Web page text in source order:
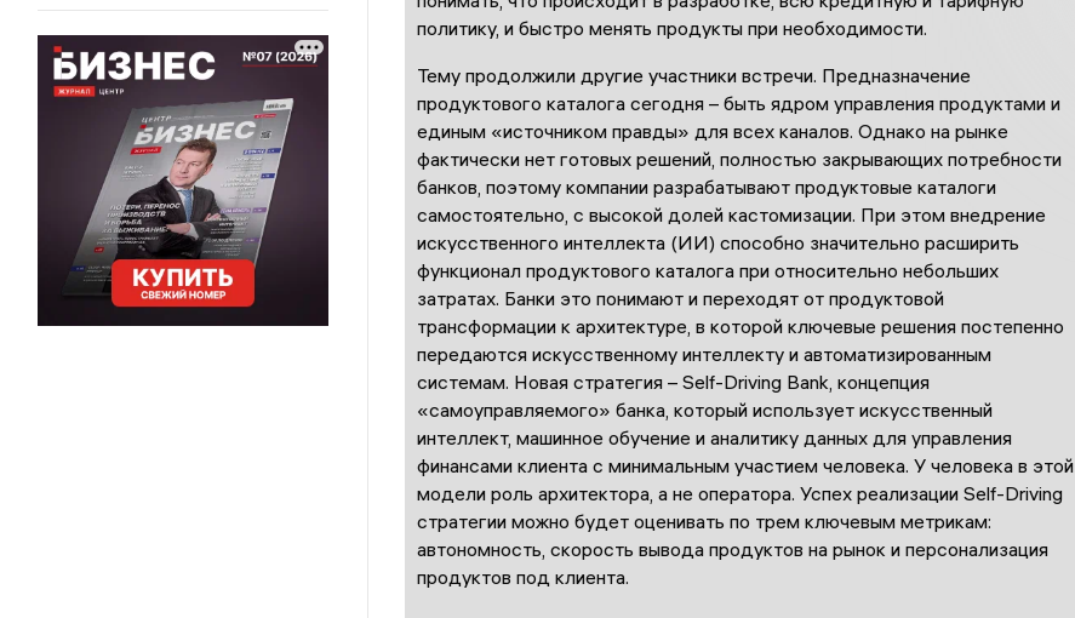
политику, и быстро менять продукты при необходимости.
Тему продолжили другие участники встречи. Предназначение
продуктового каталога сегодня – быть ядром управления продуктами и
единым «источником правды» для всех каналов. Однако на рынке
фактически нет готовых решений, полностью закрывающих потребности
банков, поэтому компании разрабатывают продуктовые каталоги
самостоятельно, с высокой долей кастомизации. При этом внедрение
искусственного интеллекта (ИИ) способно значительно расширить
функционал продуктового каталога при относительно небольших
затратах. Банки это понимают и переходят от продуктовой
трансформации к архитектуре, в которой ключевые решения постепенно
передаются искусственному интеллекту и автоматизированным
системам. Новая стратегия – Self-Driving Bank, концепция
«самоуправляемого» банка, который использует искусственный
интеллект, машинное обучение и аналитику данных для управления
финансами клиента с минимальным участием человека. У человека в этой
модели роль архитектора, а не оператора. Успех реализации Self-Driving
стратегии можно будет оценивать по трем ключевым метрикам:
автономность, скорость вывода продуктов на рынок и персонализация
продуктов под клиента.